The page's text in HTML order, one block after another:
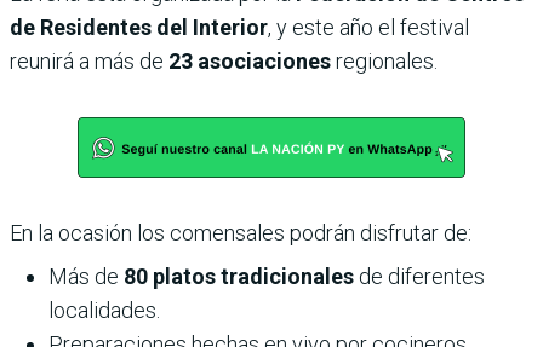
de Residentes del Interior, y este año el festival
reunirá a más de 23 asociacionesregionales.
En la ocasión los comensales podrán disfrutar de:
Más de 80 platos tradicionales de diferentes
localidades.